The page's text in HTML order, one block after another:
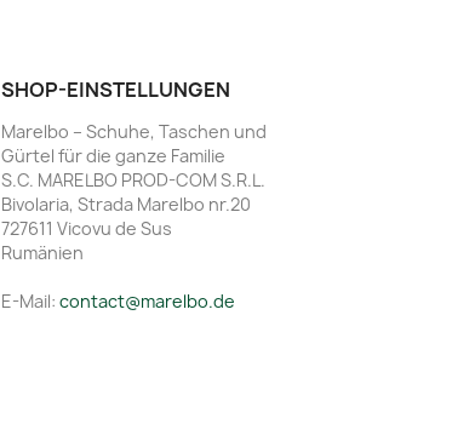
SHOP-EINSTELLUNGEN
Marelbo – Schuhe, Taschen und
Gürtel für die ganze Familie
S.C. MARELBO PROD-COM S.R.L.
Bivolaria, Strada Marelbo nr.20
727611 Vicovu de Sus
Rumänien
E-Mail: contact@marelbo.de